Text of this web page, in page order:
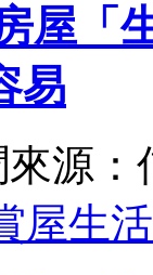
屋「
易
來源：
屋生